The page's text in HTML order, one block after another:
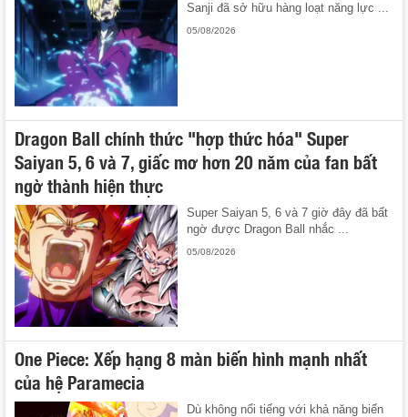
Sanji đã sở hữu hàng loạt năng lực ...
05/08/2026
Dragon Ball chính thức "hợp thức hóa" Super
Saiyan 5, 6 và 7, giấc mơ hơn 20 năm của fan bất
ngờ thành hiện thực
Super Saiyan 5, 6 và 7 giờ đây đã bất
ngờ được Dragon Ball nhắc ...
05/08/2026
One Piece: Xếp hạng 8 màn biến hình mạnh nhất
của hệ Paramecia
Dù không nổi tiếng với khả năng biến